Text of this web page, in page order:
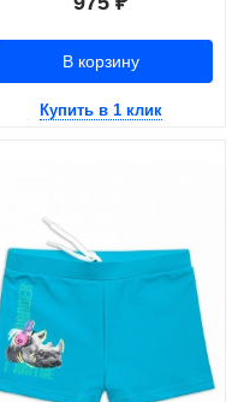
В корзину
Купить в 1 клик